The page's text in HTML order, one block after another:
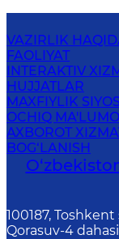
VAZIRLIK
FAOLIYAT
INTERAKTIV
HUJJATLAR
MAXFIYLIK
OCHIQ
AXBOROT
BOG‘LANISH
100187,
Qorasuv-4